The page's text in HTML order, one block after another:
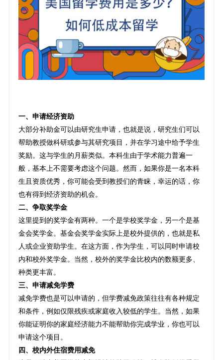
一、申请经济资助
大部分补助金可以由研究生申请，也就是说，研究生们可以
帮助教授做科研或参与其研究项目，并在学习途中给予学生
奖励。这与学生的月薪类似。本科生由于学术能力普遍一
般，基本上不需要考虑这个问题。然而，如果你是一名本科
生且资质优秀，你可能会受到教授们的青睐，幸运的话，你
也有得到经济资助的机会。
二、争取奖学金
这里提到的奖学金有两种。一个是学校奖学金，另一个是基
金会奖学金。基金会奖学金实际上是校外提供的，也就是私
人或企业资助学生。在这方面，作为学生，可以同时申请校
内和校外奖学金。当然，校外的奖学金比校内的数额更多、
种类更丰富。
三、申请减免学费
减免学费也是可以申请的，但学费减免政策往往有各种规定
和条件，例如仅限残疾或家庭收入较低的学生。当然，如果
你能证明你的家庭经济能力不能帮助你完成学业，你也可以
申请这个项目。
四、校内外住宿费用减免